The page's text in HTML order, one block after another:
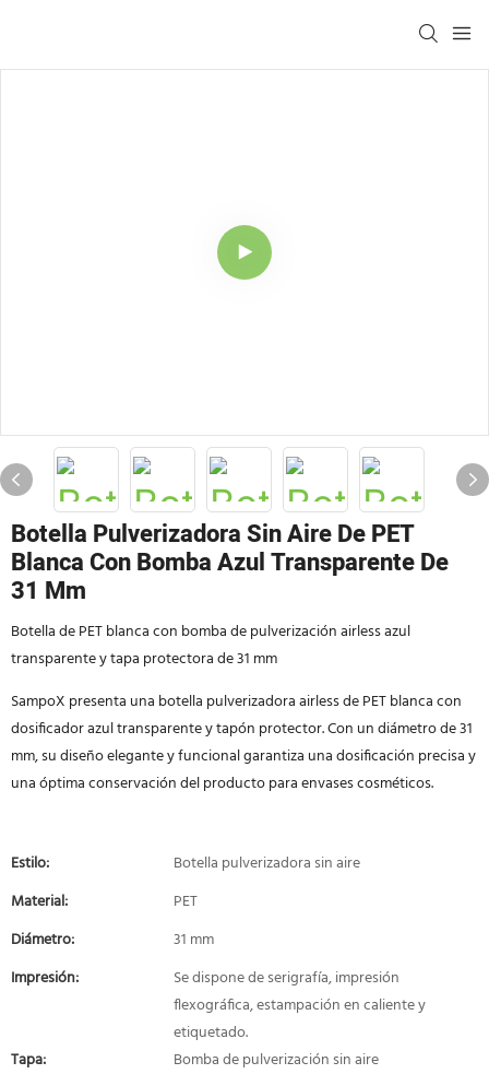
Botella Pulverizadora Sin Aire De PET
Blanca Con Bomba Azul Transparente De
31 Mm
Botella de PET blanca con bomba de pulverización airless azul
transparente y tapa protectora de 31 mm
SampoX presenta una botella pulverizadora airless de PET blanca con
dosificador azul transparente y tapón protector. Con un diámetro de 31
mm, su diseño elegante y funcional garantiza una dosificación precisa y
una óptima conservación del producto para envases cosméticos.
Estilo:
Botella pulverizadora sin aire
Material:
PET
Diámetro:
31 mm
Impresión:
Se dispone de serigrafía, impresión
flexográfica, estampación en caliente y
etiquetado.
Tapa:
Bomba de pulverización sin aire